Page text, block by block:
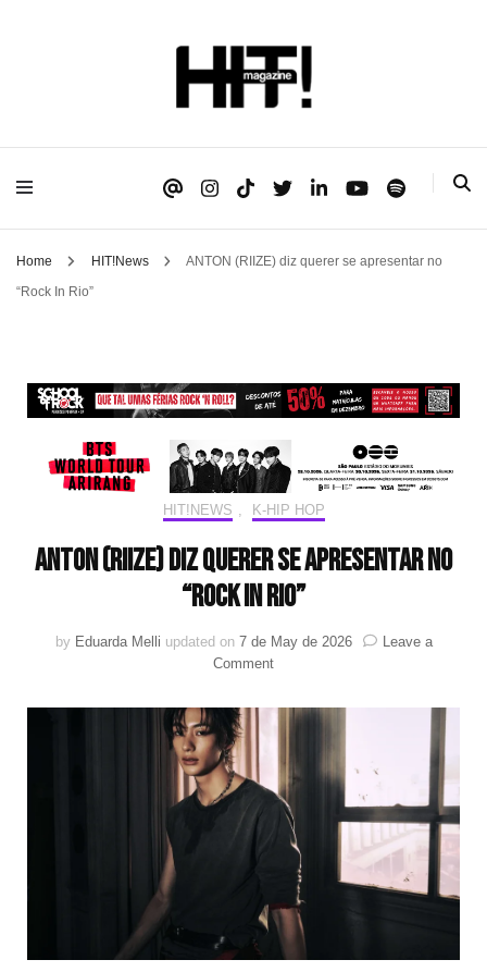
HIT!Magazine
Home HIT!News
ANTON (RIIZE) diz querer se apresentar no
“Rock In Rio”
HIT!NEWS K-HIP HOP
ANTON (RIIZE) diz querer se apresentar no
“Rock In Rio”
by Eduarda Melli updated on 7 de May de 2026
Leave a
Commenton
(RIIZE)
se
apresentar
no
“Rock